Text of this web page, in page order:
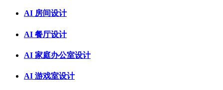
AI 房间设计
AI 餐厅设计
AI 家庭办公室设计
AI 游戏室设计